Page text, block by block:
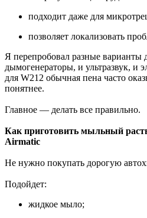
подходит даже для
позволяет локализовать
Я перепробовал разные варианты
дымогенераторы, и ультразвук, и
для W212 обычная пена часто
понятнее.
Главное — делать все правильно.
Как приготовить мыльный
Airmatic
Не нужно покупать дорогую
Подойдет:
жидкое мыло;